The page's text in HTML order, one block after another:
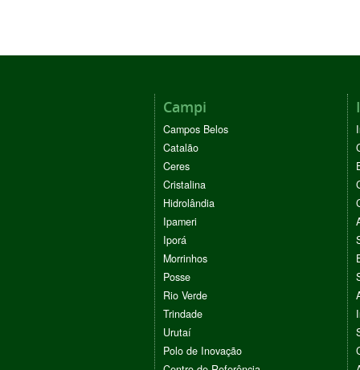
Campi
Campos Belos
Catalão
Ceres
Cristalina
Hidrolândia
Ipameri
Iporá
Morrinhos
Posse
Rio Verde
Trindade
Urutaí
Polo de Inovação